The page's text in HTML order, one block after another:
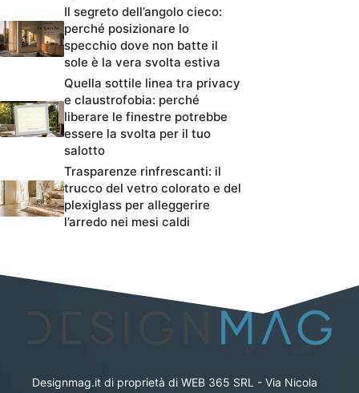
Il segreto dell’angolo cieco:
perché posizionare lo
specchio dove non batte il
sole è la vera svolta estiva
Quella sottile linea tra privacy
e claustrofobia: perché
liberare le finestre potrebbe
essere la svolta per il tuo
salotto
Trasparenze rinfrescanti: il
trucco del vetro colorato e del
plexiglass per alleggerire
l’arredo nei mesi caldi
Designmag.it di proprietà di WEB 365 SRL - Via Nicola